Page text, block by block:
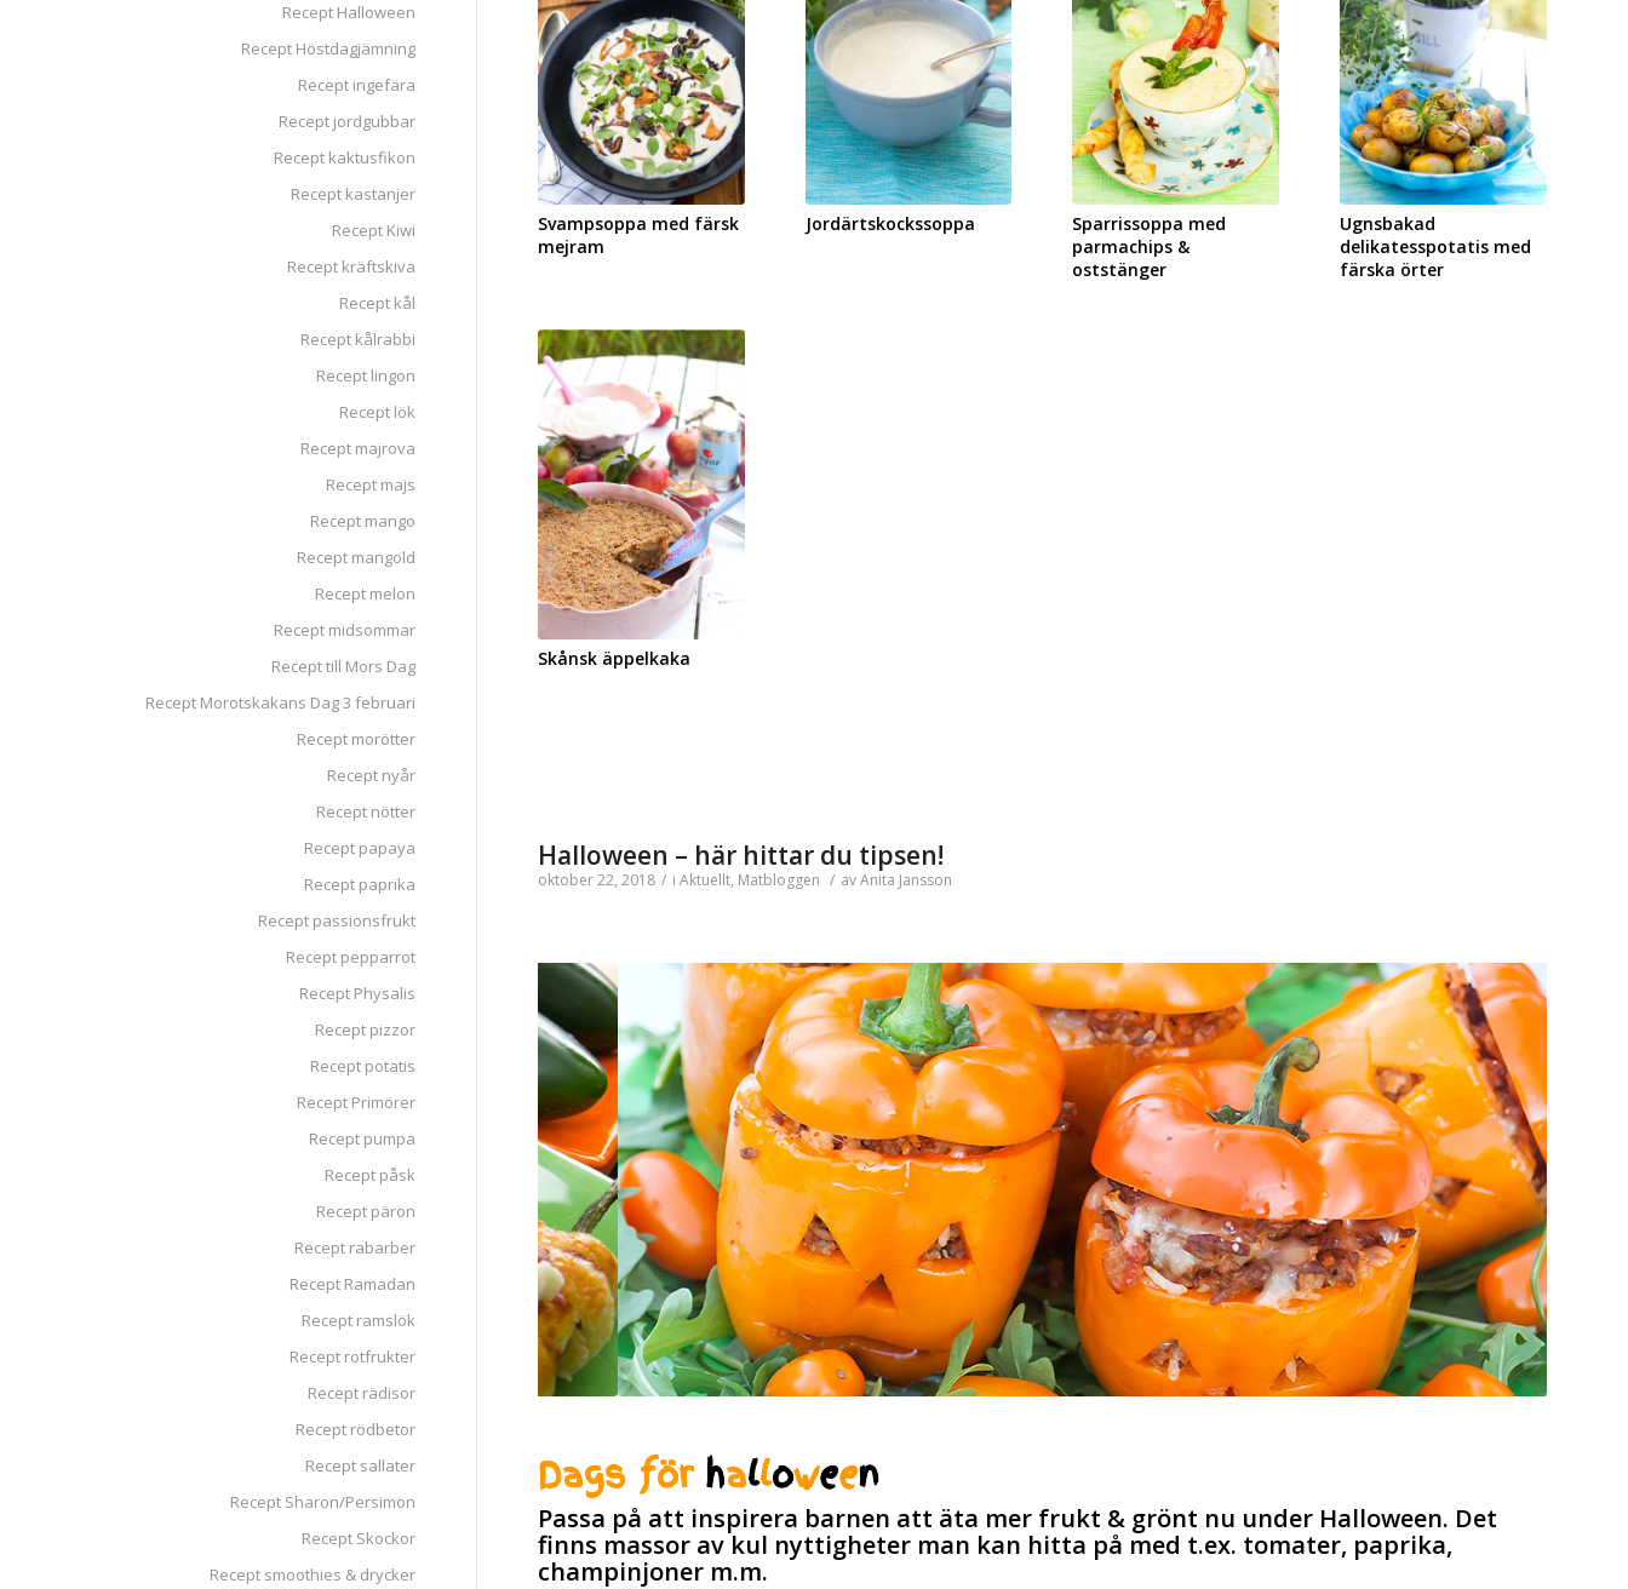
Svampsoppa med färsk
mejram
Jordärtskockssoppa
Sparrissoppa med
parmachips &
oststänger
Ugnsbakad
delikatesspotatis med
färska örter
Skånsk äppelkaka
Halloween – här hittar du tipsen!
oktober 22, 2018 / i Aktuellt, Matbloggen / avAnita Jansson
Dags för halloween
Passa på att inspirera barnen att äta mer frukt & grönt nu under Halloween. Det
finns massor av kul nyttigheter man kan hitta på med t.ex. tomater, paprika,
champinjoner m.m.
Recept Halloween
Recept Höstdagjämning
Recept ingefära
Recept jordgubbar
Recept kaktusfikon
Recept kastanjer
Recept Kiwi
Recept kräftskiva
Recept kål
Recept kålrabbi
Recept lingon
Recept lök
Recept majrova
Recept majs
Recept mango
Recept mangold
Recept melon
Recept midsommar
Recept till Mors Dag
Recept Morotskakans Dag 3 februari
Recept morötter
Recept nyår
Recept nötter
Recept papaya
Recept paprika
Recept passionsfrukt
Recept pepparrot
Recept Physalis
Recept pizzor
Recept potatis
Recept Primörer
Recept pumpa
Recept påsk
Recept päron
Recept rabarber
Recept Ramadan
Recept ramslök
Recept rotfrukter
Recept rädisor
Recept rödbetor
Recept sallater
Recept Sharon/Persimon
Recept Skockor
Recept smoothies & drycker